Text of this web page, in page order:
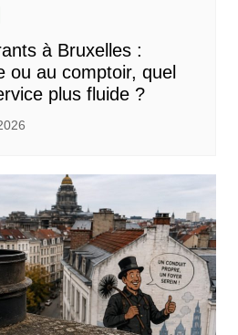
à Bruxelles :
ou au comptoir, quel
plus fluide ?